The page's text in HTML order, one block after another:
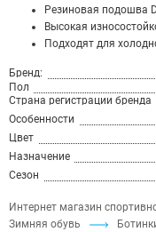
Интернет магазин
Зимняя обувь
Резиновая подошва
Высокая
Подходят для
Бренд:
Пол
Страна регистрации бренда
Особенности
Цвет
Назначение
Сезон